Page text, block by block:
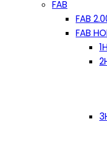
FAB
FAB
FAB